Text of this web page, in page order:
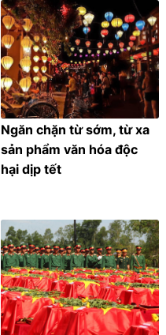
Ngăn chặn từ sớm, từ xa
sản phẩm văn hóa độc
hại dịp tết